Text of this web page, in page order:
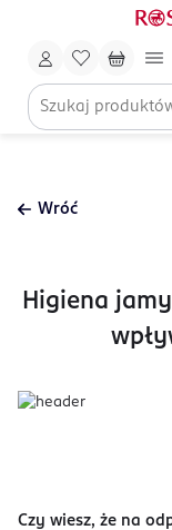
Wróć
Higiena
Czy wiesz, że na